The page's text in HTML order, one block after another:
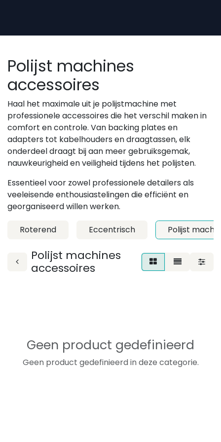
Polijst machines
accessoires
Haal het maximale uit je polijstmachine met
professionele accessoires die het verschil maken in
comfort en controle. Van backing plates en
adapters tot kabelhouders en draagtassen, elk
onderdeel draagt bij aan meer gebruiksgemak,
nauwkeurigheid en veiligheid tijdens het polijsten.
Essentieel voor zowel professionele detailers als
veeleisende enthousiastelingen die efficiënt en
georganiseerd willen werken.
Roterend Eccentrisch Polijst
Polijst machines
accessoires
Geen product gedefinieerd
Geen product gedefinieerd in deze categorie.